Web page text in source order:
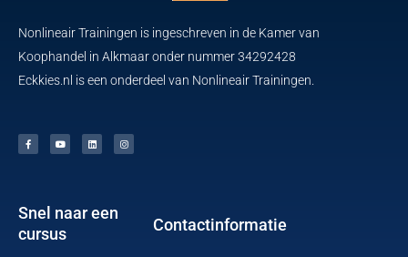
Nonlineair Trainingen is ingeschreven in de Kamer van
Koophandel in Alkmaar onder nummer 34292428
Eckkies.nl is een onderdeel van Nonlineair Trainingen.
c
e
b
u
t
u
n
k
e
s
t
a
Snel naar een
cursus
Contactinformatie